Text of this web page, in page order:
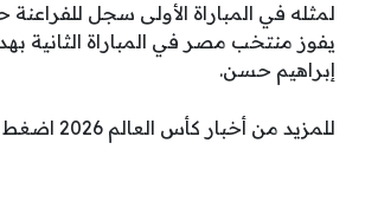
لمثله في المباراة الأولى سجل للفراعنة
يفوز منتخب مصر في المباراة
إبراهيم حسن.
للمزيد من أخبار كأس العالم 2026 اضغط هنا..